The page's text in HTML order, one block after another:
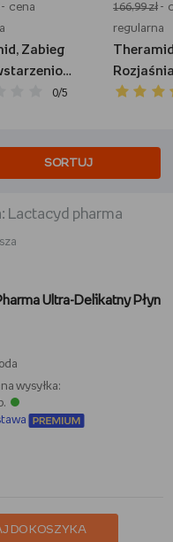
Zabieg
30ml
0/5
- cena
terapia z
AZID,
166,99 zł -
regularna
SORTUJ
lactacyd pharma
Ultra-Delikatny Płyn
wysyłka:
DO KOSZYKA